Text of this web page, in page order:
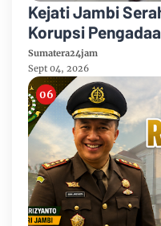
Kejati Jambi
Korupsi
Pelabuhan Ujung
Umum
Sumatera24jam
Sept 04, 2026